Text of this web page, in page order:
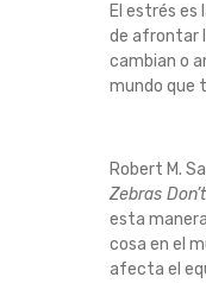
El estrés es
de afrontar
cambian o
mundo que
Robert M.
Zebras
esta
cosa en el
afecta el